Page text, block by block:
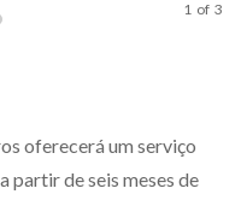
1 of 3
oferecerá um serviço
partir de seis meses de